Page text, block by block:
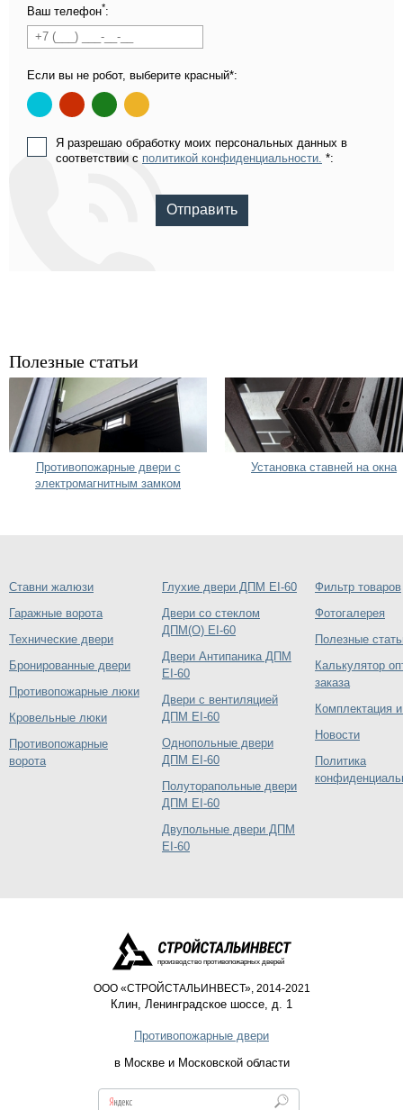
Ваш телефон*:
Если вы не робот, выберите красный*:
Я разрешаю обработку моих персональных данных в
соответствии с политикой конфиденциальности. *:
Отправить
Полезные статьи
Противопожарные двери с
электромагнитным замком
Установка ставней на окна
Ставни жалюзи
Гаражные ворота
Технические двери
Бронированные двери
Противопожарные люки
Кровельные люки
Противопожарные
ворота
Глухие двери ДПМ EI-60
Двери со стеклом
ДПМ(О) EI-60
Двери Антипаника ДПМ
EI-60
Двери с вентиляцией
ДПМ EI-60
Однопольные двери
ДПМ EI-60
Полуторапольные двери
ДПМ EI-60
Двупольные двери ДПМ
EI-60
Фильтр товаров
Фотогалерея
Полезные
Калькулятор
заказа
Комплектация
Новости
Политика
производство противопожарных дверей
ООО «СТРОЙСТАЛЬИНВЕСТ», 2014-2021
Клин, Ленинградское шоссе, д. 1
Противопожарные двери
в Москве и Московской области